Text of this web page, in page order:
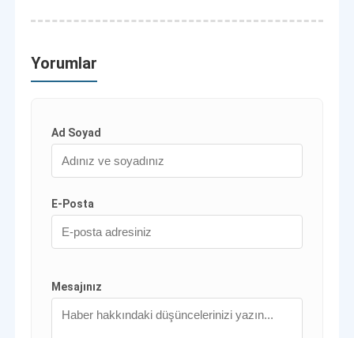
Yorumlar
Ad Soyad
E-Posta
Mesajınız